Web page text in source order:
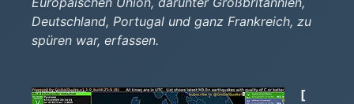
Deutschland, Portugal und ganz Frankreich, zu
spüren war, erfassen.
[